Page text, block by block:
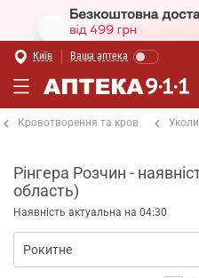
Київ Ваша аптека
Кровотворення та кров Уколи
Рінгера Розчин -
область)
Наявність актуальна на 04:30